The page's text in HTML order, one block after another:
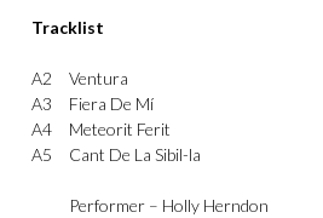
Tracklist
A2
Ventura
A3
Fiera De Mí
A4
Meteorit Ferit
A5
Cant De La Sibil-la
Performer – Holly Herndon